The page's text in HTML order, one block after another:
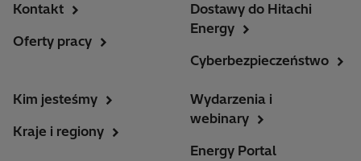
Kontakt
Oferty pracy
Dostawy do Hitachi
Energy
Cyberbezpieczeństwo
Kim jesteśmy
Kraje i regiony
Wydarzenia i
webinary
Energy Portal